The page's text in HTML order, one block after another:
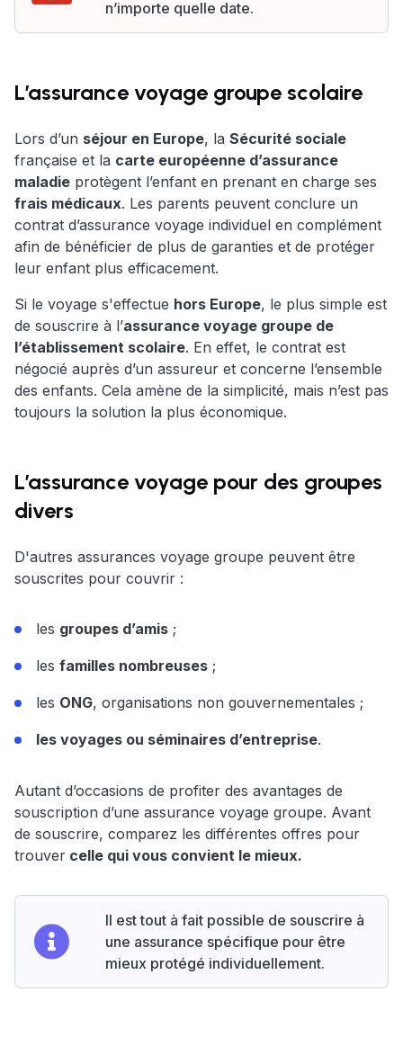
n’importe quelle date.
L’assurance voyage groupe scolaire
Lors d’un séjour en Europe, la Sécurité sociale
française et la carte européenne d’assurance
maladie protègent l’enfant en prenant en charge ses
frais médicaux. Les parents peuvent conclure un
contrat d’assurance voyage individuel en complément
afin de bénéficier de plus de garanties et de protéger
leur enfant plus efficacement.
Si le voyage s'effectue hors Europe, le plus simple est
de souscrire à l’assurance voyage groupe de
l’établissement scolaire. En effet, le contrat est
négocié auprès d’un assureur et concerne l’ensemble
des enfants. Cela amène de la simplicité, mais n’est pas
toujours la solution la plus économique.
L’assurance voyage pour des groupes
divers
D'autres assurances voyage groupe peuvent être
souscrites pour couvrir :
les groupes d’amis ;
les familles nombreuses ;
les ONG, organisations non gouvernementales ;
les voyages ou séminaires d’entreprise.
Autant d’occasions de profiter des avantages de
souscription d’une assurance voyage groupe. Avant
de souscrire, comparez les différentes offres pour
trouver celle qui vous convient le mieux.
Il est tout à fait possible de souscrire à
une assurance spécifique pour être
mieux protégé individuellement.